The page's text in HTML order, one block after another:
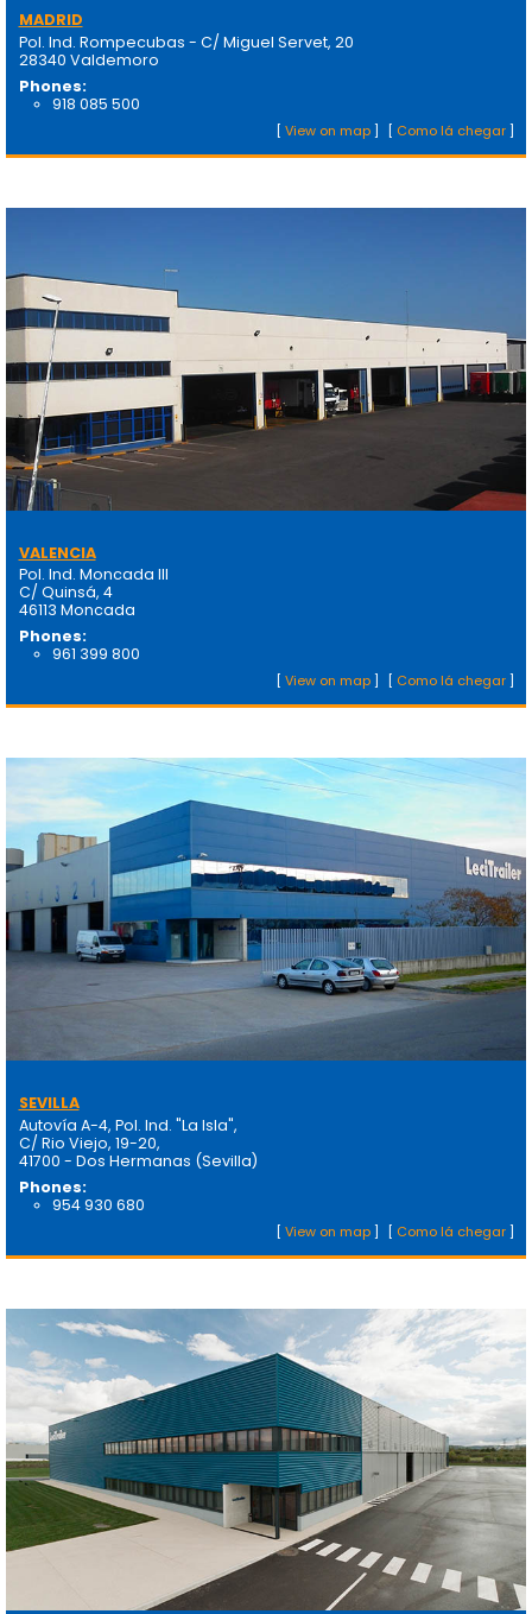
MADRID
Pol. Ind. Rompecubas - C/ Miguel Servet, 20
28340 Valdemoro
Phones:
918 085 500
[ Como lá chegar]
[ View on map]
VALENCIA
Pol. Ind. Moncada III
C/ Quinsá, 4
46113 Moncada
Phones:
961 399 800
[ Como lá chegar]
[ View on map]
SEVILLA
Autovía A-4, Pol. Ind. "La Isla",
C/ Rio Viejo, 19-20,
41700 - Dos Hermanas (Sevilla)
Phones:
954 930 680
[ Como lá chegar]
[ View on map]